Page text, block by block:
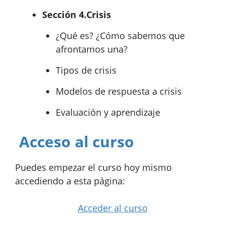
Sección 4.Crisis
¿Qué es? ¿Cómo sabemos que
afrontamos una?
Tipos de crisis
Modelos de respuesta a crisis
Evaluación y aprendizaje
Acceso al curso
Puedes empezar el curso hoy mismo
accediendo a esta página:
Acceder al curso